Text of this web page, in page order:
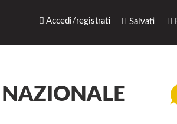
Accedi/registrati Salvati
NAZIONALE